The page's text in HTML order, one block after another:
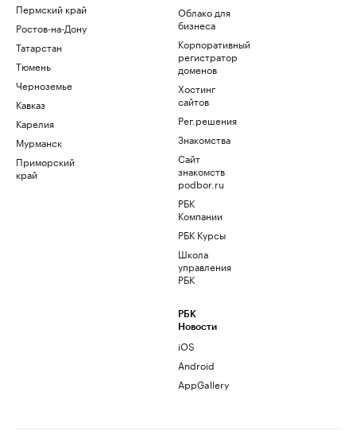
Пермский край
Ростов-на-Дону
Татарстан
Тюмень
Черноземье
Кавказ
Карелия
Мурманск
Приморский
край
Облако для
бизнеса
Корпоративный
регистратор
доменов
Хостинг
сайтов
Рег.решения
Знакомства
Сайт
знакомств
podbor.ru
РБК
Компании
РБК Курсы
Школа
управления
РБК
РБК
Новости
iOS
Android
AppGallery